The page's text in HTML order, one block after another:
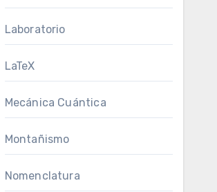
Laboratorio
LaTeX
Mecánica Cuántica
Montañismo
Nomenclatura